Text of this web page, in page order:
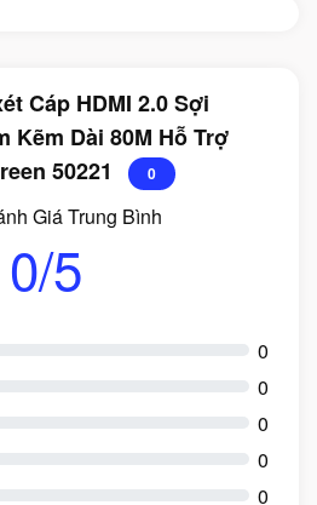
Cáp HDMI 2.0 Sợi
Kẽm Dài 80M Hỗ Trợ
50221
0
Giá Trung Bình
0/5
0
0
0
0
0